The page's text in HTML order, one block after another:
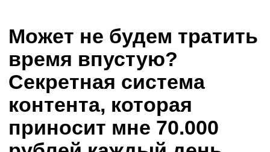
Прочитайте эту статью
Может не будем тратить
время впустую?
Секретная система
контента, которая
приносит мне 70.000
рублей каждый день